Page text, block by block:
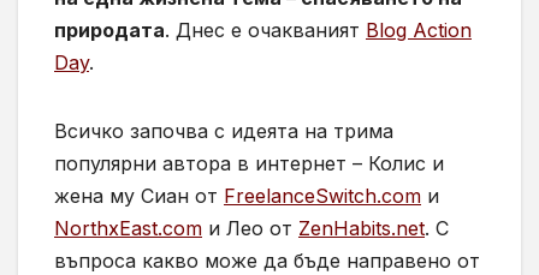
природата. Днес е очакваният Blog Action
Day.
Всичко започва с идеята на трима
популярни автора в интернет – Колис и
жена му Сиан от FreelanceSwitch.com и
NorthxEast.com и Лео от ZenHabits.net. С
въпроса какво може да бъде направено от